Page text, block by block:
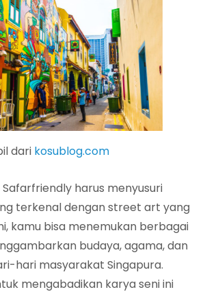
dari kosublog.com
harus menyusuri
terkenal dengan street art yang
kamu bisa menemukan berbagai
budaya, agama, dan
hari masyarakat Singapura.
mengabadikan karya seni ini